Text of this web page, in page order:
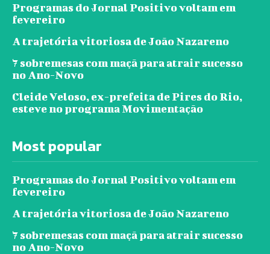
Programas do Jornal Positivo voltam em
fevereiro
A trajetória vitoriosa de João Nazareno
7 sobremesas com maçã para atrair sucesso
no Ano-Novo
Cleide Veloso, ex-prefeita de Pires do Rio,
esteve no programa Movimentação
Most popular
Programas do Jornal Positivo voltam em
fevereiro
A trajetória vitoriosa de João Nazareno
7 sobremesas com maçã para atrair sucesso
no Ano-Novo